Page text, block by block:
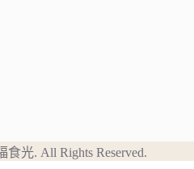
食光. All Rights Reserved.